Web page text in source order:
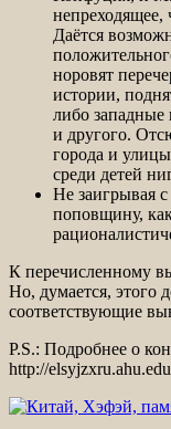
непреходящее,
Даётся
норовят
истории,
либо западные
и другого.
города и
среди детей
Не заигрывая
поповщину,
К перечисленному
Но, думается, этого
соответствующие
P.S.: Подробнее о
http://